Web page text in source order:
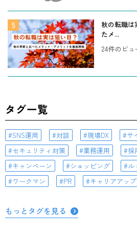
秋の転職は
たメ...
24件のビュ
タグ一覧
SNS運用 対談 現場DX
サ
セキュリティ対策
業務運用 採
キャンペーン
ショッピング ル
ワークマン
PR キャリアアップ
もっとタグを見る